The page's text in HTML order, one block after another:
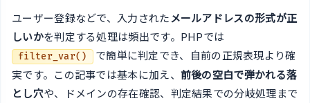
フ
ス
タ
ル
ユーザー登録などで、入力されたメールアドレスの形式が正
しいかを判定する処理は頻出です。PHPでは
filter_var()
で簡単に判定でき、自前の正規表現より確
実です。この記事では基本に加え、 前後の空白で弾かれる落
とし穴や、ドメインの存在確認、判定結果での分岐処理まで